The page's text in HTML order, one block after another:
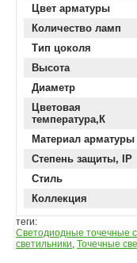
Цвет арматуры
Количество ламп
Тип цоколя
Высота
Диаметр
Цветовая
температура,К
Материал арматуры
Степень защиты, IP
Стиль
Коллекция
теги:
Светодиодные точечные
светильники, Точечные